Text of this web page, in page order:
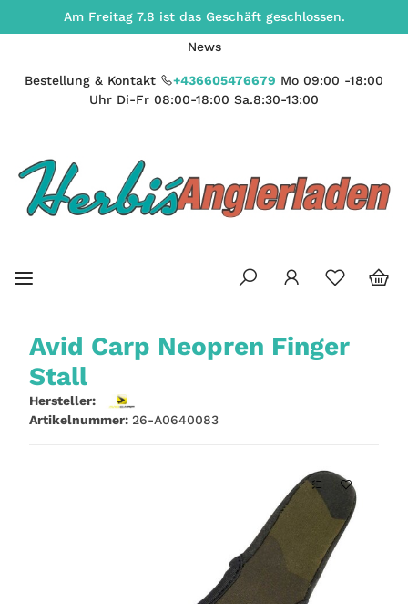
Am Freitag 7.8 ist das Geschäft geschlossen.
News
Bestellung & Kontakt +436605476679 Mo 09:00 -18:00
Uhr Di-Fr 08:00-18:00 Sa.8:30-13:00
Avid Carp Neopren Finger
Stall
Hersteller:
Artikelnummer: 26-A0640083